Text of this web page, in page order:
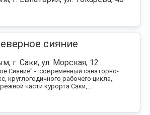
сияние
г. Саки, ул. Морская, 12
Сияние" - современный санаторно-
круглогодичного рабочего цикла,
части курорта Саки,...